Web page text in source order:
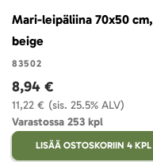
Mari-leipäliina 70x50 cm,
beige
83502
(sis. 25.5% ALV)
11,22 €
8,94 €
Varastossa 253 kpl
LISÄÄ OSTOSKORIIN 4 KPL